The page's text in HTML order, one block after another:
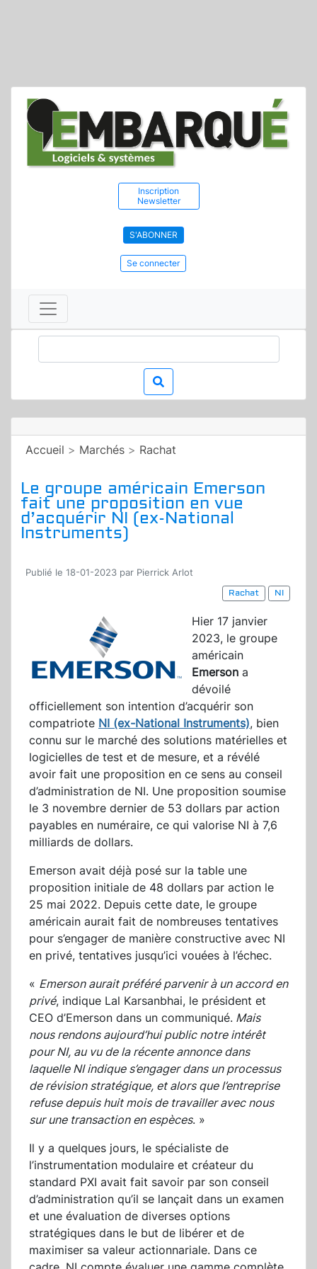
Inscription
Newsletter
S'ABONNER
Se connecter
Accueil > Marchés > Rachat
Le groupe américain Emerson
fait une proposition en vue
d’acquérir NI (ex-National
Instruments)
Publié le 18-01-2023 par Pierrick Arlot
Rachat
NI
Hier 17 janvier
2023, le groupe
américain
Emerson a
dévoilé
officiellement son intention d’acquérir son
compatriote NI (ex-National Instruments), bien
connu sur le marché des solutions matérielles et
logicielles de test et de mesure, et a révélé
avoir fait une proposition en ce sens au conseil
d’administration de NI. Une proposition soumise
le 3 novembre dernier de 53 dollars par action
payables en numéraire, ce qui valorise NI à 7,6
milliards de dollars.
Emerson avait déjà posé sur la table une
proposition initiale de 48 dollars par action le
25 mai 2022. Depuis cette date, le groupe
américain aurait fait de nombreuses tentatives
pour s’engager de manière constructive avec NI
en privé, tentatives jusqu’ici vouées à l’échec.
« Emerson aurait préféré parvenir à un accord en
privé, indique Lal Karsanbhai, le président et
CEO d’Emerson dans un communiqué. Mais
nous rendons aujourd’hui public notre intérêt
pour NI, au vu de la récente annonce dans
laquelle NI indique s’engager dans un processus
de révision stratégique, et alors que l’entreprise
refuse depuis huit mois de travailler avec nous
sur une transaction en espèces. »
Il y a quelques jours, le spécialiste de
l’instrumentation modulaire et créateur du
standard PXI avait fait savoir par son conseil
d’administration qu’il se lançait dans un examen
et une évaluation de diverses options
stratégiques dans le but de libérer et de
maximiser sa valeur actionnariale. Dans ce